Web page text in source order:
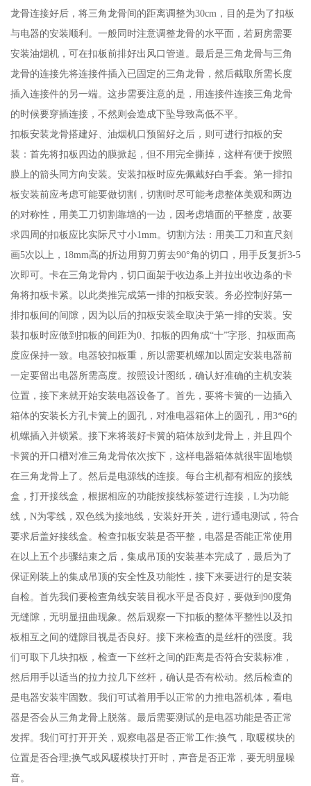
龙骨连接好后，将三角龙骨间的距离调整为30cm，目的是为了扣板
与电器的安装顺利。一般同时注意调整龙骨的水平面，若厨房需要
安装油烟机，可在扣板前排好出风口管道。最后是三角龙骨与三角
龙骨的连接先将连接件插入已固定的三角龙骨，然后截取所需长度
插入连接件的另一端。这步需要注意的是，用连接件连接三角龙骨
的时候要穿插连接，不然则会造成下坠导致高低不平。
扣板安装龙骨搭建好、油烟机口预留好之后，则可进行扣板的安
装：首先将扣板四边的膜掀起，但不用完全撕掉，这样有便于按照
膜上的箭头同方向安装。安装扣板时应先佩戴好白手套。第一排扣
板安装前应考虑可能要做切割，切割时尽可能考虑整体美观和两边
的对称性，用美工刀切割靠墙的一边，因考虑墙面的平整度，故要
求四周的扣板应比实际尺寸小1mm。切割方法：用美工刀和直尺刻
画5次以上，18mm高的折边用剪刀剪去90°角的切口，用手反复折3-5
次即可。卡在三角龙骨内，切口面架于收边条上并拉出收边条的卡
角将扣板卡紧。以此类推完成第一排的扣板安装。务必控制好第一
排扣板间的间隙，因为以后的扣板安装全取决于第一排的安装。安
装扣板时应做到扣板的间距为0、扣板的四角成“十”字形、扣板面高
度应保持一致。电器较扣板重，所以需要机螺加以固定安装电器前
一定要留出电器所需高度。按照设计图纸，确认好准确的主机安装
位置，接下来就开始安装电器设备了。首先，要将卡簧的一边插入
箱体的安装长方孔卡簧上的圆孔，对准电器箱体上的圆孔，用3*6的
机螺插入并锁紧。接下来将装好卡簧的箱体放到龙骨上，并且四个
卡簧的开口槽对准三角龙骨依次按下，这样电器箱体就很牢固地锁
在三角龙骨上了。然后是电源线的连接。每台主机都有相应的接线
盒，打开接线盒，根据相应的功能按接线标签进行连接，L为功能
线，N为零线，双色线为接地线，安装好开关，进行通电测试，符合
要求后盖好接线盒。检查扣板安装是否平整，电器是否能正常使用
在以上五个步骤结束之后，集成吊顶的安装基本完成了，最后为了
保证刚装上的集成吊顶的安全性及功能性，接下来要进行的是安装
自检。首先我们要检查角线安装目视水平是否良好，要做到90度角
无缝隙，无明显扭曲现象。然后观察一下扣板的整体平整性以及扣
板相互之间的缝隙目视是否良好。接下来检查的是丝杆的强度。我
们可取下几块扣板，检查一下丝杆之间的距离是否符合安装标准，
然后用手以适当的拉力拉几下丝杆，确认是否有松动。然后检查的
是电器安装牢固数。我们可试着用手以正常的力推电器机体，看电
器是否会从三角龙骨上脱落。最后需要测试的是电器功能是否正常
发挥。我们可打开开关，观察电器是否正常工作;换气，取暖模块的
位置是否合理;换气或风暖模块打开时，声音是否正常，要无明显噪
音。